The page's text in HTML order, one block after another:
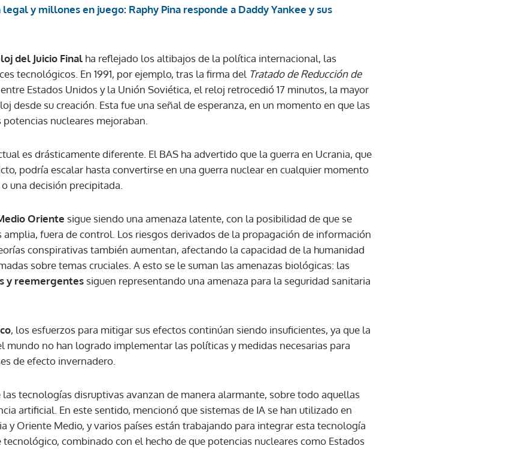
legal y millones en juego: Raphy Pina responde a Daddy Yankee y sus
del Juicio Final ha reflejado los altibajos de la política internacional, las
tecnológicos. En 1991, por ejemplo, tras la firma del Tratado de Reducción de
Estados Unidos y la Unión Soviética, el reloj retrocedió 17 minutos, la mayor
desde su creación. Esta fue una señal de esperanza, en un momento en que las
nucleares mejoraban.
es drásticamente diferente. El BAS ha advertido que la guerra en Ucrania, que
podría escalar hasta convertirse en una guerra nuclear en cualquier momento
una decisión precipitada.
Oriente sigue siendo una amenaza latente, con la posibilidad de que se
amplia, fuera de control. Los riesgos derivados de la propagación de información
conspirativas también aumentan, afectando la capacidad de la humanidad
sobre temas cruciales. A esto se le suman las amenazas biológicas: las
y reemergentes siguen representando una amenaza para la seguridad sanitaria
, los esfuerzos para mitigar sus efectos continúan siendo insuficientes, ya que la
mundo no han logrado implementar las políticas y medidas necesarias para
de efecto invernadero.
las tecnologías disruptivas avanzan de manera alarmante, sobre todo aquellas
artificial. En este sentido, mencionó que sistemas de IA se han utilizado en
y Oriente Medio, y varios países están trabajando para integrar esta tecnología
tecnológico, combinado con el hecho de que potencias nucleares como Estados